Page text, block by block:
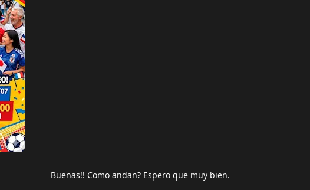
Buenas!! Como andan? Espero que muy bien.